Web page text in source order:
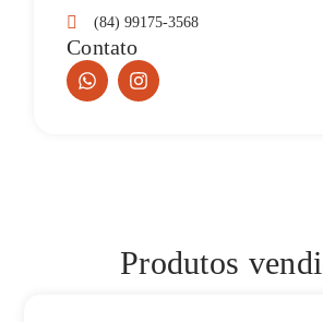
(84) 99175-3568
Contato
Produtos